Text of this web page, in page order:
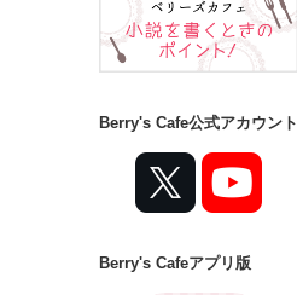
Berry's Cafe公式アカウント
Berry's Cafeアプリ版